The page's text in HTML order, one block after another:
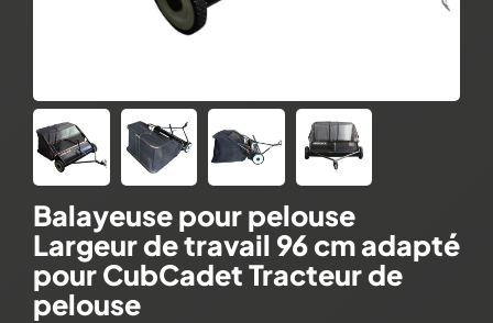
Balayeuse pour pelouse
Largeur de travail 96 cm adapté
pour CubCadet Tracteur de
pelouse